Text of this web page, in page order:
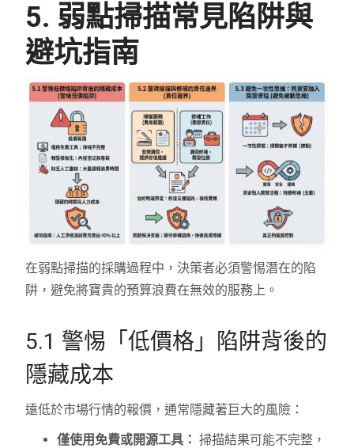
5. 弱點掃描常見陷阱與
避坑指南
在弱點掃描的採購過程中，決策者必須警惕潛在的陷
阱，避免將寶貴的預算浪費在無效的服務上。
5.1 警惕「低價格」陷阱背後的
隱藏成本
遠低於市場行情的報價，通常隱藏著巨大的風險：
僅使用免費或開源工具： 掃描結果可能不完整，